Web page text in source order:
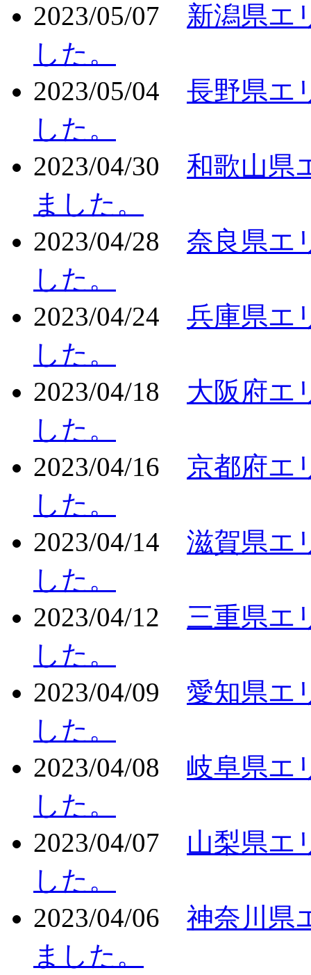
2023/05/07
新潟県エ
した。
2023/05/04
長野県エ
した。
2023/04/30
和歌山県
ました。
2023/04/28
奈良県エ
した。
2023/04/24
兵庫県エ
した。
2023/04/18
大阪府エ
した。
2023/04/16
京都府エ
した。
2023/04/14
滋賀県エ
した。
2023/04/12
三重県エ
した。
2023/04/09
愛知県エ
した。
2023/04/08
岐阜県エ
した。
2023/04/07
山梨県エ
した。
2023/04/06
神奈川県
ました。